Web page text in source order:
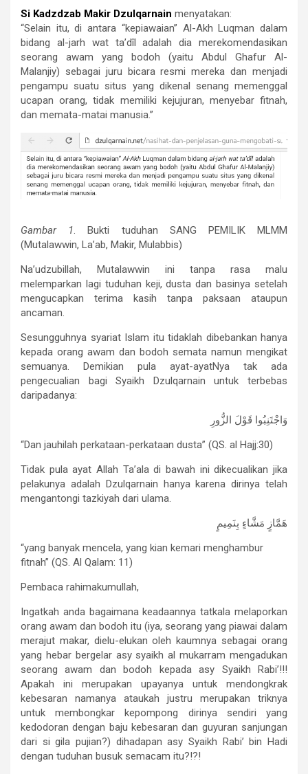
Si Kadzdzab Makir Dzulqarnain menyatakan:
“Selain itu, di antara “kepiawaian” Al-Akh Luqman dalam
bidang al-jarh wat ta’dîl adalah dia merekomendasikan
seorang awam yang bodoh (yaitu Abdul Ghafur Al-
Malanjiy) sebagai juru bicara resmi mereka dan menjadi
pengampu suatu situs yang dikenal senang memenggal
ucapan orang, tidak memiliki kejujuran, menyebar fitnah,
dan memata-matai manusia.”
Gambar 1. Bukti tuduhan SANG PEMILIK MLMM
(Mutalawwin, La’ab, Makir, Mulabbis)
Na’udzubillah, Mutalawwin ini tanpa rasa malu
melemparkan lagi tuduhan keji, dusta dan basinya setelah
mengucapkan terima kasih tanpa paksaan ataupun
ancaman.
Sesungguhnya syariat Islam itu tidaklah dibebankan hanya
kepada orang awam dan bodoh semata namun mengikat
semuanya. Demikian pula ayat-ayatNya tak ada
pengecualian bagi Syaikh Dzulqarnain untuk terbebas
daripadanya:
وَاجْتَنِبُوا قَوْلَ الزُّورِ
“Dan jauhilah perkataan-perkataan dusta” (QS. al Hajj:30)
Tidak pula ayat Allah Ta’ala di bawah ini dikecualikan jika
pelakunya adalah Dzulqarnain hanya karena dirinya telah
mengantongi tazkiyah dari ulama.
هَمَّازٍ مَشَّاءٍ بِنَمِيمٍ
“yang banyak mencela, yang kian kemari menghambur
fitnah” (QS. Al Qalam: 11)
Pembaca rahimakumullah,
Ingatkah anda bagaimana keadaannya tatkala melaporkan
orang awam dan bodoh itu (iya, seorang yang piawai dalam
merajut makar, dielu-elukan oleh kaumnya sebagai orang
yang hebar bergelar asy syaikh al mukarram mengadukan
seorang awam dan bodoh kepada asy Syaikh Rabi’!!!
Apakah ini merupakan upayanya untuk mendongkrak
kebesaran namanya ataukah justru merupakan triknya
untuk membongkar kepompong dirinya sendiri yang
kedodoran dengan baju kebesaran dan guyuran sanjungan
dari si gila pujian?) dihadapan asy Syaikh Rabi’ bin Hadi
dengan tuduhan busuk semacam itu?!?!